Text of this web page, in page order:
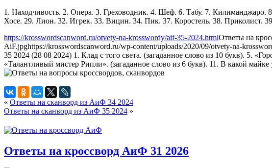
1. Находчивость. 2. Опера. 3. Греховодник. 4. Шеф. 6. Табу. 7.
Хосе. 29. Лион. 32. Игрек. 33. Вицин. 34. Пик. 37. Коростель. 38. Приколист.
https://krosswordscanword.ru/otvety-na-krosswordy/aif-35-2024.htmlОтветы на
AiF.jpghttps://krosswordscanword.ru/wp-content/uploads/2020/09/otvety-na-
35 2024 (28 08 2024) 1. Клад с того света. (загаданное слово из 10 букв). 5.
«Талантливый мистер Рипли». (загаданное слово из 6 букв). 11. В какой майке
« Ответы на сканворд из АиФ 34 2024
Ответы на сканворд из АиФ 35 2024 »
Ответы на кроссворд АиФ 31 2026